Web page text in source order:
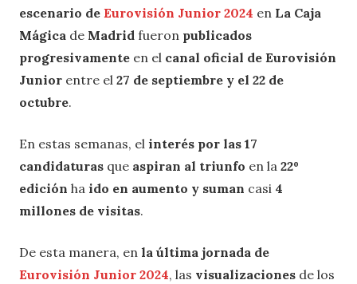
escenario de Eurovisión Junior 2024 en La Caja
Mágica de Madrid fueron publicados
progresivamente en el canal oficial de Eurovisión
Junior entre el 27 de septiembre y el 22 de
octubre.
En estas semanas, el interés por las 17
candidaturas que aspiran al triunfo en la 22º
edición ha ido en aumento y suman casi 4
millones de visitas.
De esta manera, en la última jornada de
Eurovisión Junior 2024, las visualizaciones de los